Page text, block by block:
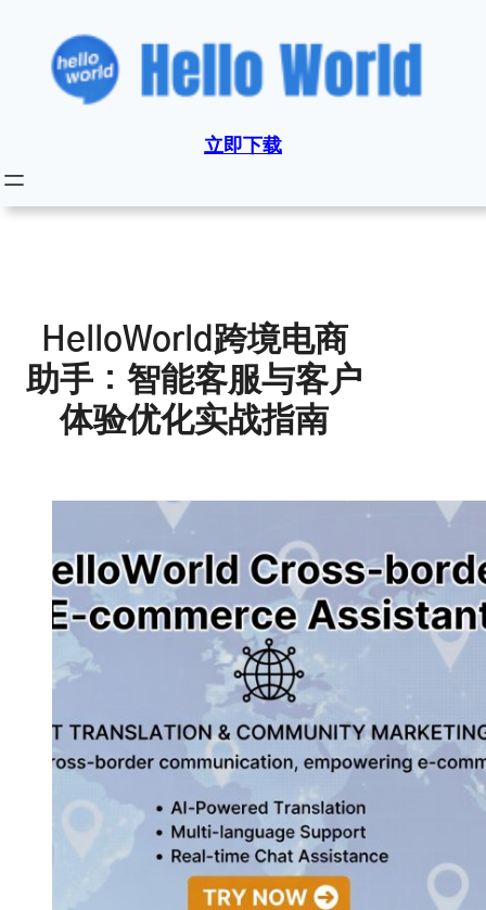
立即下载
HelloWorld跨境电商
助手：智能客服与客户
体验优化实战指南